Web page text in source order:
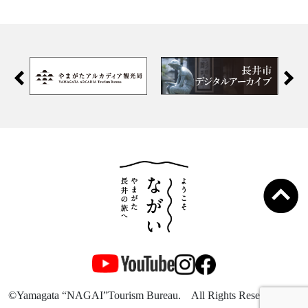
©Yamagata “NAGAI”Tourism Bureau. All Rights Reserved.